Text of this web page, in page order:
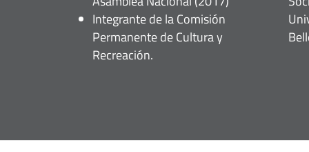
Integrante de la Comisión
Permanente de Cultura y
Recreación.